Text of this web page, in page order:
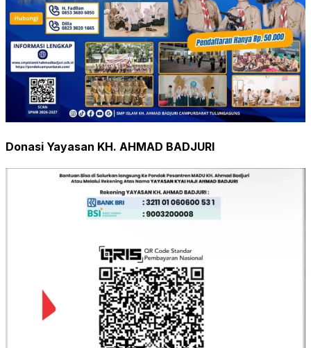
Donasi Yayasan KH. AHMAD BADJURI